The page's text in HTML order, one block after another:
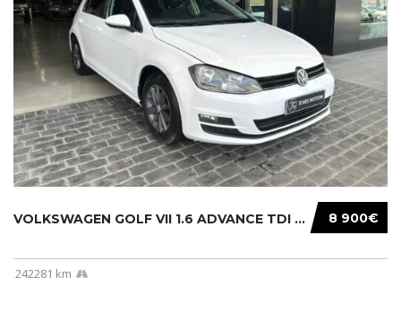
8 900€
VOLKSWAGEN GOLF VII 1.6 ADVANCE TDI 105CV BM...
242281 km